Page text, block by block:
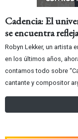
Cadencia: El
se encuentra
Robyn Lekker, un artista
en los últimos años,
contamos todo sobre
cantante y compositor